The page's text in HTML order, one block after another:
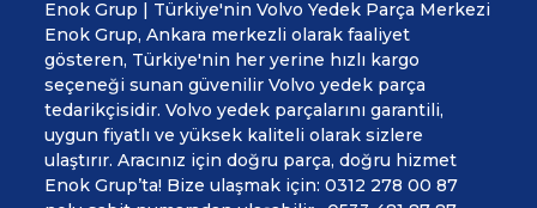
Enok Grup | Türkiye'nin Volvo Yedek Parça Merkezi
Enok Grup, Ankara merkezli olarak faaliyet
gösteren, Türkiye'nin her yerine hızlı kargo
seçeneği sunan güvenilir Volvo yedek parça
tedarikçisidir. Volvo yedek parçalarını garantili,
uygun fiyatlı ve yüksek kaliteli olarak sizlere
ulaştırır. Aracınız için doğru parça, doğru hizmet
Enok Grup’ta! Bize ulaşmak için: 0312 278 00 87